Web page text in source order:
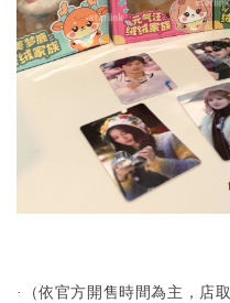
·（依官方開售時間為主，店